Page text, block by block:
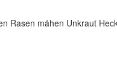
Rasen mähen Unkraut